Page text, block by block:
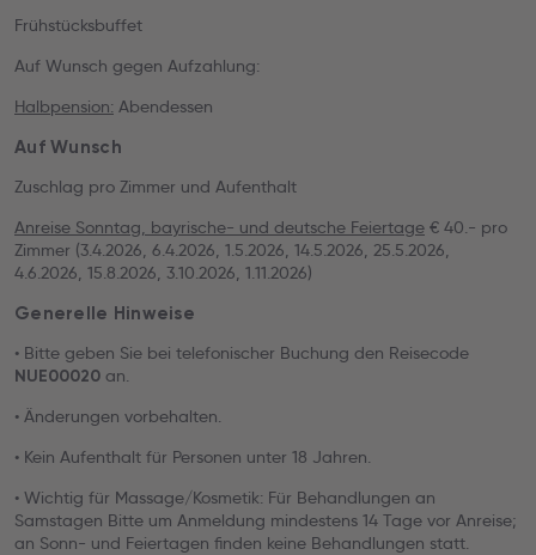
Frühstücksbuffet
Auf Wunsch gegen Aufzahlung:
Halbpension: Abendessen
Auf Wunsch
Zuschlag pro Zimmer und Aufenthalt
Anreise Sonntag, bayrische- und deutsche Feiertage € 40.- pro
Zimmer (3.4.2026, 6.4.2026, 1.5.2026, 14.5.2026, 25.5.2026,
4.6.2026, 15.8.2026, 3.10.2026, 1.11.2026)
Generelle Hinweise
• Bitte geben Sie bei telefonischer Buchung den Reisecode
NUE00020 an.
• Änderungen vorbehalten.
• Kein Aufenthalt für Personen unter 18 Jahren.
• Wichtig für Massage/Kosmetik: Für Behandlungen an
Samstagen Bitte um Anmeldung mindestens 14 Tage vor Anreise;
an Sonn- und Feiertagen finden keine Behandlungen statt.